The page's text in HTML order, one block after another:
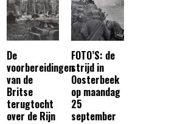
De
voorbereidingen
van de
Britse
terugtocht
over de Rijn
FOTO’S: de
strijd in
Oosterbeek
op maandag
25
september